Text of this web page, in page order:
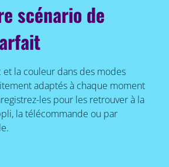
scénario de
et la couleur dans des modes
adaptés à chaque moment
les pour les retrouver à la
la télécommande ou par